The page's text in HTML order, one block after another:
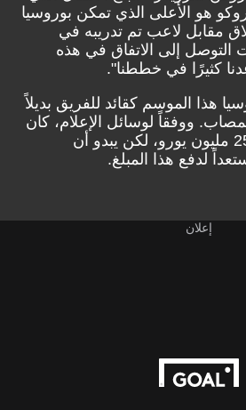
هو الأعلى الذي تمكن بوروسيا
مقابل لاعب تم تدريبه في
التوصل إلى الاتفاق في هذه
كثيرًا في خططنا".
هذا الموسم كقائد للفريق بديلاً
ووفقاً لوسائل الإعلام، كان
مبلغ انتقاله محدداً بـ 25 مليون يورو، لكن يبدو أن
لدفع هذا المبلغ.
إعلان